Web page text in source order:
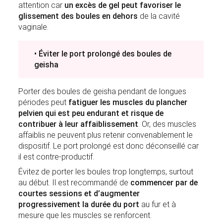
attention car un excès de gel peut favoriser le
glissement des boules en dehors de la cavité
vaginale.
• Éviter le port prolongé des boules de
geisha
Porter des boules de geisha pendant de longues
périodes peut fatiguer les muscles du plancher
pelvien qui est peu endurant et risque de
contribuer à leur affaiblissement. Or, des muscles
affaiblis ne peuvent plus retenir convenablement le
dispositif. Le port prolongé est donc déconseillé car
il est contre-productif.
Évitez de porter les boules trop longtemps, surtout
au début. Il est recommandé de commencer par de
courtes sessions et d’augmenter
progressivement la durée du port au fur et à
mesure que les muscles se renforcent.